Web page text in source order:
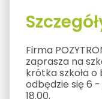
Firma
zaprasza na
krótka szkoła
odbędzie się 6
18.00.